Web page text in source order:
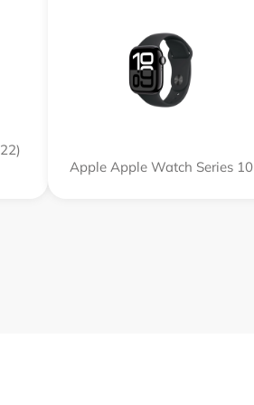
Apple Apple Watch Series 10